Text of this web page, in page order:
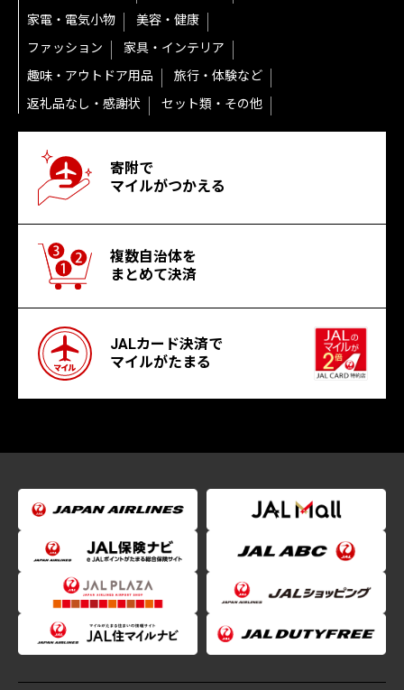
家電・電気小物
美容・健康
ファッション
家具・インテリア
趣味・アウトドア用品
旅行・体験など
返礼品なし・感謝状
セット類・その他
寄附で
マイルがつかえる
複数自治体を
まとめて決済
JALカード決済で
マイルがたまる